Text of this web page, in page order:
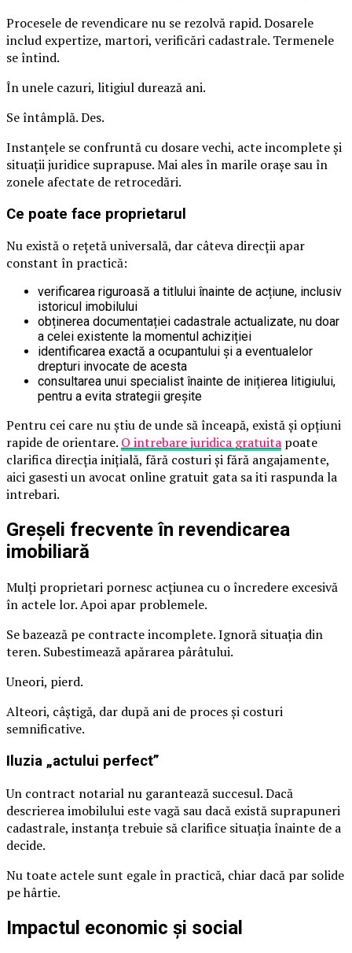
Procesele de revendicare nu se rezolvă rapid. Dosarele
includ expertize, martori, verificări cadastrale. Termenele
se întind.
În unele cazuri, litigiul durează ani.
Se întâmplă. Des.
Instanțele se confruntă cu dosare vechi, acte incomplete și
situații juridice suprapuse. Mai ales în marile orașe sau în
zonele afectate de retrocedări.
Ce poate face proprietarul
Nu există o rețetă universală, dar câteva direcții apar
constant în practică:
verificarea riguroasă a titlului înainte de acțiune, inclusiv
istoricul imobilului
obținerea documentației cadastrale actualizate, nu doar
a celei existente la momentul achiziției
identificarea exactă a ocupantului și a eventualelor
drepturi invocate de acesta
consultarea unui specialist înainte de inițierea litigiului,
pentru a evita strategii greșite
Pentru cei care nu știu de unde să înceapă, există și opțiuni
rapide de orientare. O intrebare juridica gratuita poate
clarifica direcția inițială, fără costuri și fără angajamente,
aici gasesti un avocat online gratuit gata sa iti raspunda la
intrebari.
Greșeli frecvente în revendicarea
imobiliară
Mulți proprietari pornesc acțiunea cu o încredere excesivă
în actele lor. Apoi apar problemele.
Se bazează pe contracte incomplete. Ignoră situația din
teren. Subestimează apărarea pârâtului.
Uneori, pierd.
Alteori, câștigă, dar după ani de proces și costuri
semnificative.
Iluzia „actului perfect”
Un contract notarial nu garantează succesul. Dacă
descrierea imobilului este vagă sau dacă există suprapuneri
cadastrale, instanța trebuie să clarifice situația înainte de a
decide.
Nu toate actele sunt egale în practică, chiar dacă par solide
pe hârtie.
Impactul economic și social